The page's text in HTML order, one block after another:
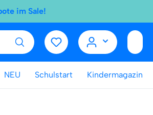
im Sale!
NEU Schulstart Kindermagazin